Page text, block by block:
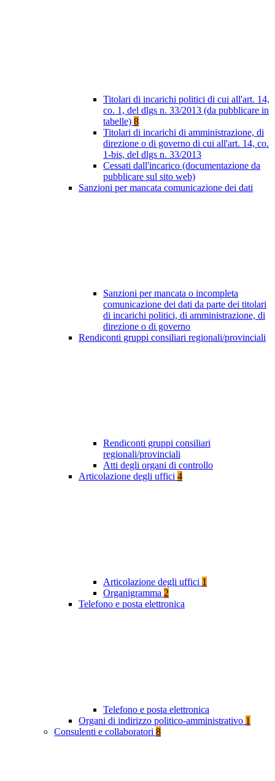
Titolari di incarichi politici di cui all'art. 14,
co. 1, del dlgs n. 33/2013 (da pubblicare in
tabelle) 8
Titolari di incarichi di amministrazione, di
direzione o di governo di cui all'art. 14, co.
1-bis, del dlgs n. 33/2013
Cessati dall'incarico (documentazione da
pubblicare sul sito web)
Sanzioni per mancata comunicazione dei dati
Sanzioni per mancata o incompleta
comunicazione dei dati da parte dei titolari
di incarichi politici, di amministrazione, di
direzione o di governo
Rendiconti gruppi consiliari regionali/provinciali
Rendiconti gruppi consiliari
regionali/provinciali
Atti degli organi di controllo
Articolazione degli uffici 4
Articolazione degli uffici 1
Organigramma 2
Telefono e posta elettronica
Telefono e posta elettronica
Organi di indirizzo politico-amministrativo 1
Consulenti e collaboratori 8